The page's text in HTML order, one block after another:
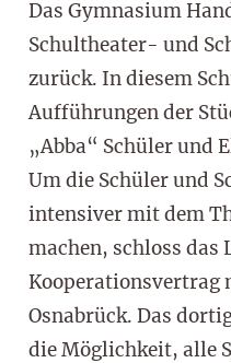
Das Gymnasium
Schultheater- und
zurück. In diesem
Aufführungen der
„Abba“ Schüler und
Um die Schüler und
intensiver mit dem
machen, schloss das
Kooperationsvertrag
Osnabrück. Das
die Möglichkeit, alle